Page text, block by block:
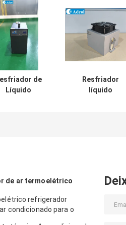
de
Líquido
Calor em
Ambientes de
Laboratório
Resfriador
líquido
de ar termoelétrico
refrigerador
condicionado para o